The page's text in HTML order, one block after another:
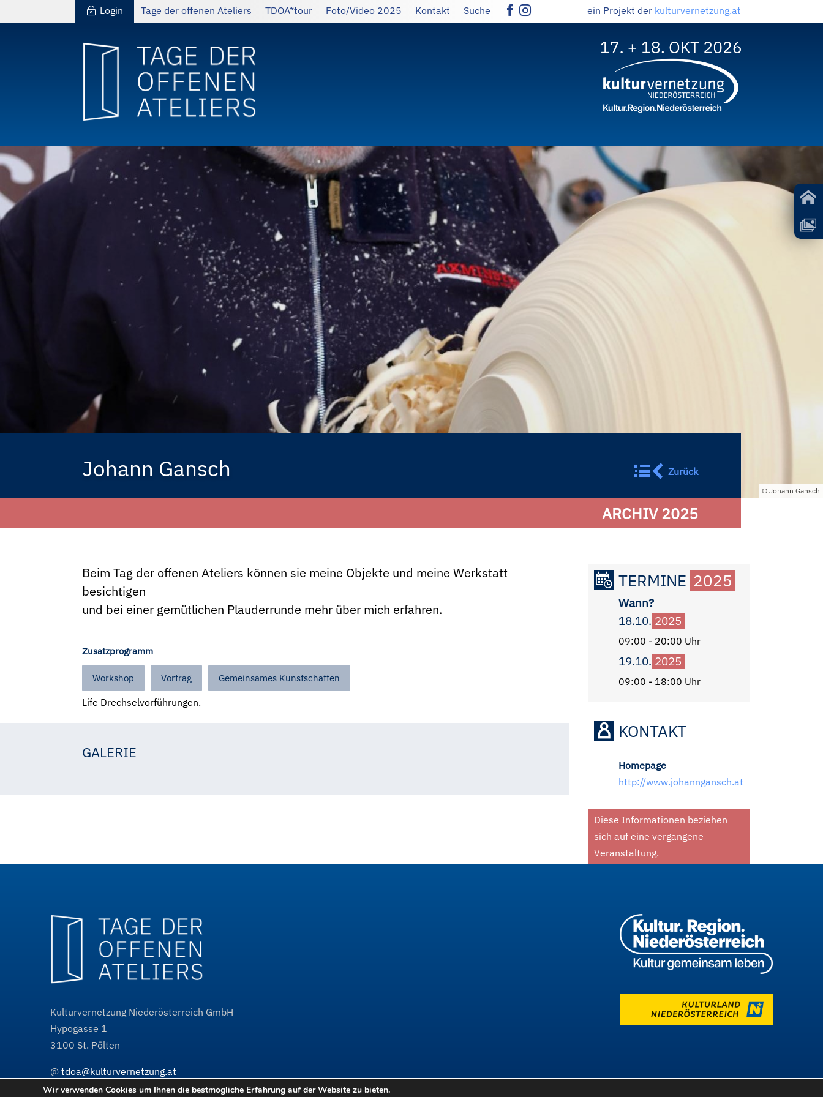
Login Tage der offenen Ateliers TDOA*tour Foto/Video 2025 Kontakt Suche ein Projekt der kulturvernetzung.at
Johann Gansch Zurück
ARCHIV 2025
Johann Gansch
Beim Tag der offenen Ateliers können sie meine Objekte und meine Werkstatt
besichtigen
und bei einer gemütlichen Plauderrunde mehr über mich erfahren.
Zusatzprogramm
Workshop Vortrag Gemeinsames Kunstschaffen
Life Drechselvorführungen.
GALERIE
TERMINE 2025
Wann?
18.10. 2025
09:00 - 20:00 Uhr
19.10. 2025
09:00 - 18:00 Uhr
KONTAKT
Homepage
http://www.johanngansch.at
Diese Informationen beziehen
sich auf eine vergangene
Veranstaltung.
Kulturvernetzung Niederösterreich GmbH
Hypogasse 1
3100 St. Pölten
@ tdoa@kulturvernetzung.at
w³www.kulturvernetzung.at
Wir verwenden Cookies um Ihnen die bestmögliche Erfahrung auf der Website zu bieten.